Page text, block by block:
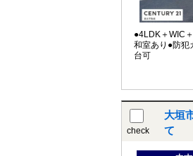
●4LDK＋WIC
和室あり●防犯
台可
check
大垣
て